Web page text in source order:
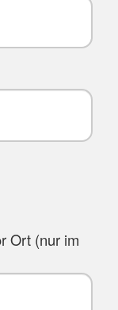
Ort (nur im